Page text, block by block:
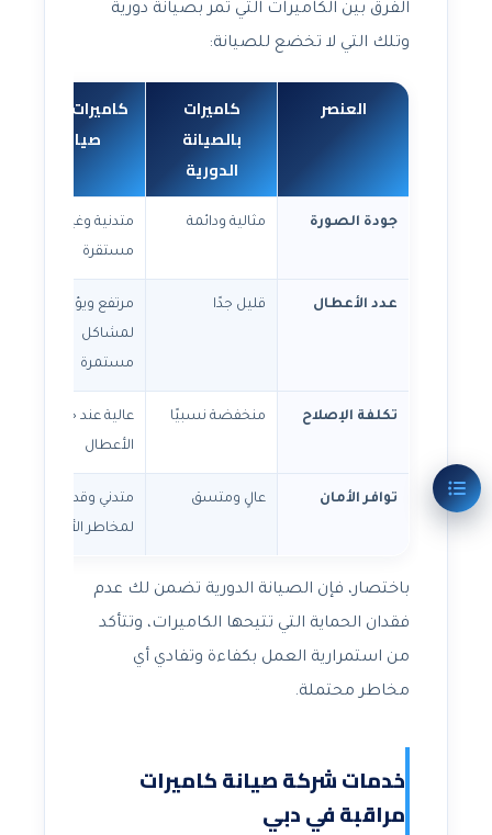
الفرق بين الكاميرات التي تمر بصيانة دورية
وتلك التي لا تخضع للصيانة:
العنصر
كاميرات
بالصيانة
الدورية
كاميرات بدون
صيانة
جودة الصورة مثالية ودائمة
متدنية وغير
مستقرة
عدد الأعطال قليل جدًا
مرتفع ويؤدي
لمشاكل
مستمرة
تكلفة الإصلاح منخفضة نسبيًا
عالية عند حدوث
الأعطال
توافر الأمان عالٍ ومتسق
متدني وقد يؤدي
لمخاطر الأمن
باختصار، فإن الصيانة الدورية تضمن لك عدم
فقدان الحماية التي تتيحها الكاميرات، وتتأكد
من استمرارية العمل بكفاءة وتفادي أي
مخاطر محتملة.
خدمات شركة صيانة كاميرات
مراقبة في دبي